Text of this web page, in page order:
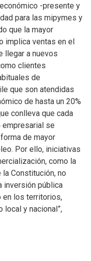
-presente y
para las mipymes y
que la mayor
implica ventas en el
llegar a nuevos
clientes
de
que son atendidas
de hasta un 20%
conlleva que cada
se
de mayor
Por ello, iniciativas
como la
Constitución, no
inversión pública
en los territorios,
y nacional”,